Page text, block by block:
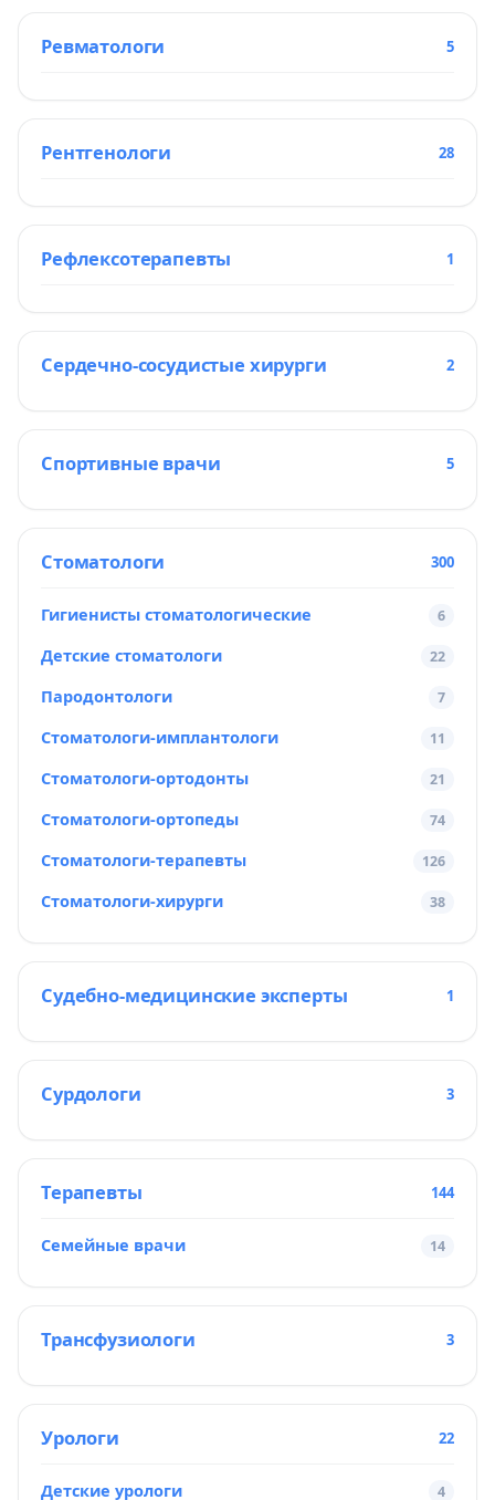
Ревматологи 5
Рентгенологи 28
Рефлексотерапевты 1
Сердечно-сосудистые хирурги 2
Спортивные врачи 5
Стоматологи 300
Гигиенисты стоматологические 6
Детские стоматологи 22
Пародонтологи 7
Стоматологи-имплантологи 11
Стоматологи-ортодонты 21
Стоматологи-ортопеды 74
Стоматологи-терапевты 126
Стоматологи-хирурги 38
Судебно-медицинские эксперты 1
Сурдологи 3
Терапевты 144
Семейные врачи 14
Трансфузиологи 3
Урологи 22
Детские урологи 4